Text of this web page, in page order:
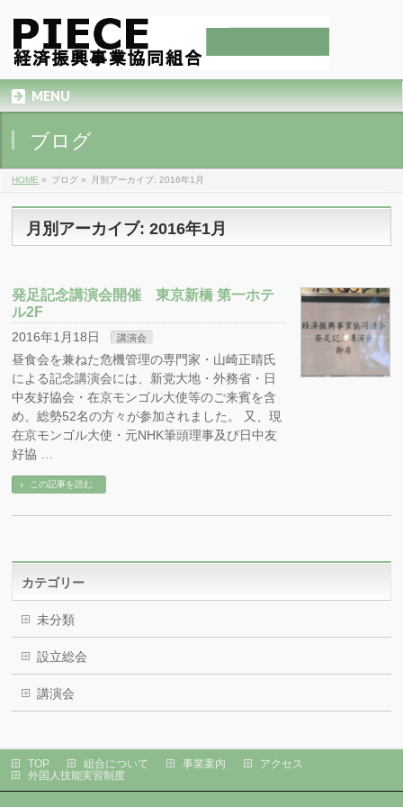
MENU
ブログ
HOME » ブログ » 月別アーカイブ: 2016年1月
月別アーカイブ: 2016年1月
発足記念講演会開催 東京新橋 第一ホテ
ル2F
2016年1月18日 講演会
昼食会を兼ねた危機管理の専門家・山崎正晴氏
による記念講演会には、新党大地・外務省・日
中友好協会・在京モンゴル大使等のご来賓を含
め、総勢52名の方々が参加されました。 又、現
在京モンゴル大使・元NHK筆頭理事及び日中友
好協 …
この記事を読む
カテゴリー
未分類
設立総会
講演会
TOP 組合について 事業案内
アクセス
外国人技能実習制度